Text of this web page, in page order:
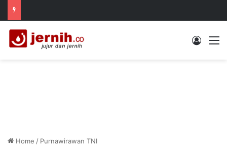
Log In
Home / Purnawirawan TNI